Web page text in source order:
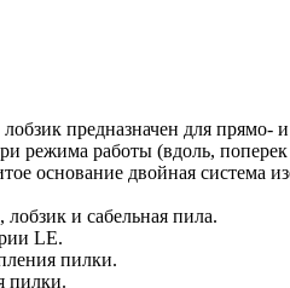
предназначен для
режима работы (вдоль,
основание двойная система
и сабельная пила.
LE.
пилки.
пилки.